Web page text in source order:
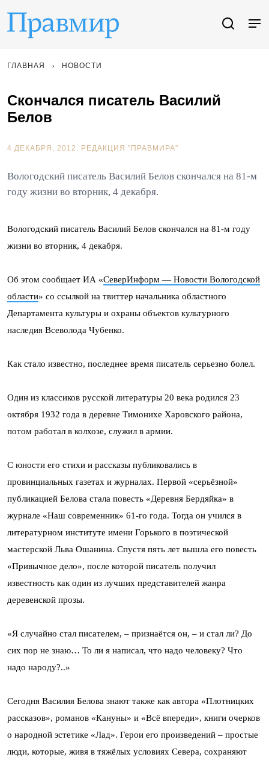
ГЛАВНАЯ НОВОСТИ
Скончался писатель Василий
Белов
4 ДЕКАБРЯ, 2012. РЕДАКЦИЯ "ПРАВМИРА"
Вологодский писатель Василий Белов скончался на 81-м
году жизни во вторник, 4 декабря.
Вологодский писатель Василий Белов скончался на 81-м году
жизни во вторник, 4 декабря.
Об этом сообщает ИА «СеверИнформ — Новости Вологодской
области» со ссылкой на твиттер начальника областного
Департамента культуры и охраны объектов культурного
наследия Всеволода Чубенко.
Как стало известно, последнее время писатель серьезно болел.
Один из классиков русской литературы 20 века родился 23
октября 1932 года в деревне Тимонихе Харовского района,
потом работал в колхозе, служил в армии.
С юности его стихи и рассказы публиковались в
провинциальных газетах и журналах. Первой «серьёзной»
публикацией Белова стала повесть «Деревня Бердяйка» в
журнале «Наш современник» 61-го года. Тогда он учился в
литературном институте имени Горького в поэтической
мастерской Льва Ошанина. Спустя пять лет вышла его повесть
«Привычное дело», после которой писатель получил
известность как один из лучших представителей жанра
деревенской прозы.
«Я случайно стал писателем, – признаётся он, – и стал ли? До
сих пор не знаю… То ли я написал, что надо человеку? Что
надо народу?..»
Сегодня Василия Белова знают также как автора «Плотницких
рассказов», романов «Кануны» и «Всё впереди», книги очерков
о народной эстетике «Лад». Герои его произведений – простые
люди, которые, живя в тяжёлых условиях Севера, сохраняют